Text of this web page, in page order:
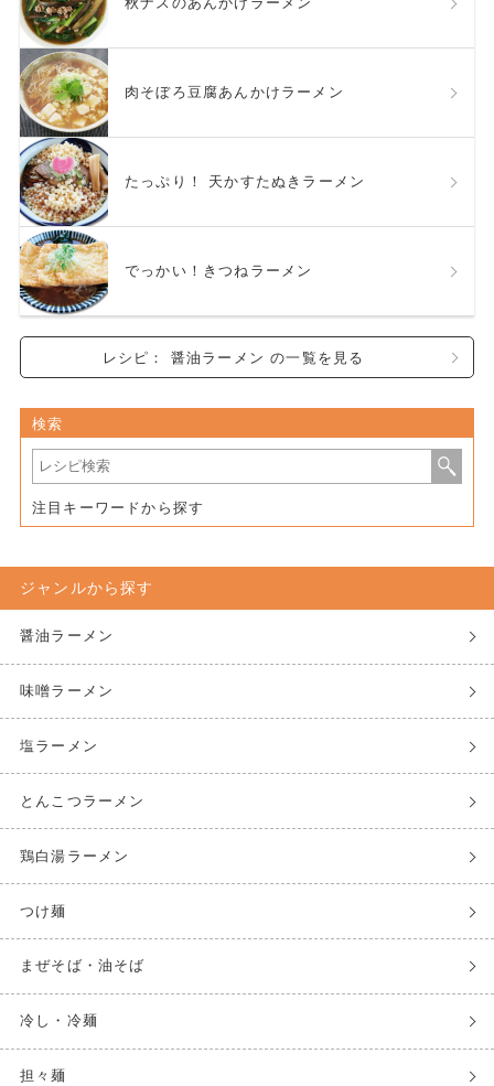
肉そぼろ豆腐あんかけラーメン
たっぷり！ 天かすたぬきラーメン
でっかい！きつねラーメン
レシピ： 醤油ラーメン の一覧を見る
検索
注目キーワードから探す
ジャンルから探す
醤油ラーメン
味噌ラーメン
塩ラーメン
とんこつラーメン
鶏白湯ラーメン
つけ麺
まぜそば・油そば
冷し・冷麺
担々麺